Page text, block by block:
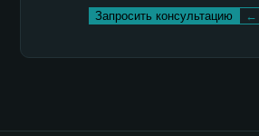
Запросить консультацию ←